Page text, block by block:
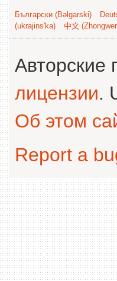
Български (Bəlgarski)
(ukrajins'ka)
中文
Авторские
лицензии.
Об этом
Report a